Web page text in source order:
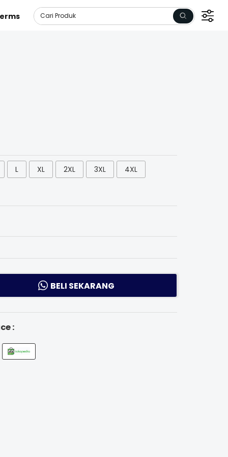
L XL 2XL 3XL
4XL
BELI SEKARANG
: